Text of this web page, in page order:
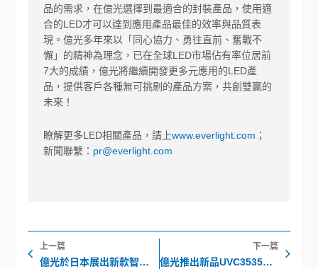
品的需求，在億光選擇到最適合的封裝產品，使用適
合的LED才可以達到應用產品最佳的效率與品質表
現。億光多年來以「同心協力、勇往直前、奮戰不
懈」的精神為理念，已在全球LED市場佔有率位居前
7大的成績，億光將繼續開發更多元應用的LED產
品，提供客戶各種無可挑剔的產品方案，共創雙贏的
未來！
瞭解更多LED相關產品，請上www.everlight.com ；
新聞聯繫： pr@everlight.com
上一頁
上一篇
億光於日本展出新款智能車用產品
下一篇
億光推出新品UVC3535NUB系列，應用於醫療、水、及空氣淨化殺菌